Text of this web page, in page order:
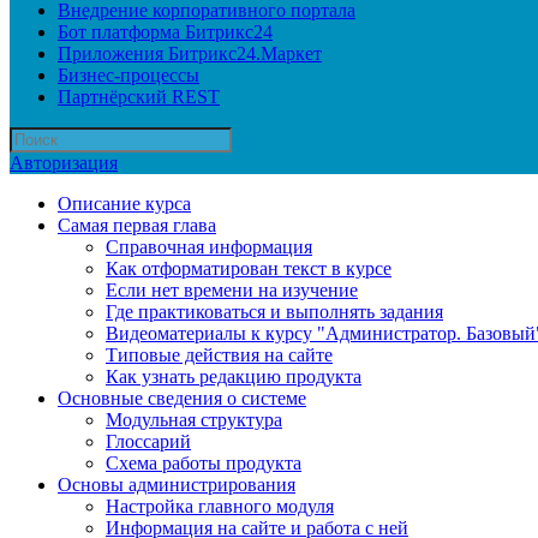
Внедрение корпоративного портала
Бот платформа Битрикс24
Приложения Битрикс24.Маркет
Бизнес-процессы
Партнёрский REST
Авторизация
Описание курса
Самая первая глава
Справочная информация
Как отформатирован текст в курсе
Если нет времени на изучение
Где практиковаться и выполнять задания
Видеоматериалы к курсу "Администратор.
Типовые действия на сайте
Как узнать редакцию продукта
Основные сведения о системе
Модульная структура
Глоссарий
Схема работы продукта
Основы администрирования
Настройка главного модуля
Информация на сайте и работа с ней